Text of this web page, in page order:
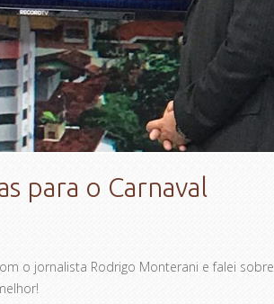
para o Carnaval
o jornalista Rodrigo Monterani e falei sobre